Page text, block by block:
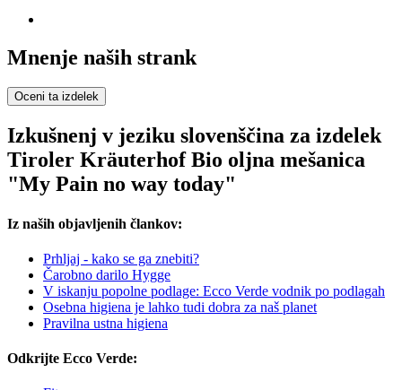
Mnenje naših strank
Oceni ta izdelek
Izkušnenj v jeziku slovenščina za izdelek
Tiroler Kräuterhof Bio oljna mešanica
"My Pain no way today"
Iz naših objavljenih člankov:
Prhljaj - kako se ga znebiti?
Čarobno darilo Hygge
V iskanju popolne podlage: Ecco Verde vodnik po podlagah
Osebna higiena je lahko tudi dobra za naš planet
Pravilna ustna higiena
Odkrijte Ecco Verde: